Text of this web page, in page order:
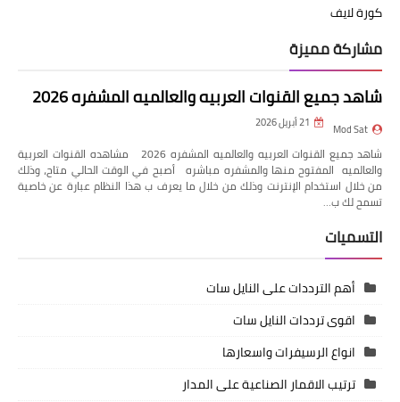
كورة لايف
مشاركة مميزة
شاهد جميع القنوات العربيه والعالميه المشفره 2026
Mod Sat 21 أبريل 2026
شاهد جميع القنوات العربيه والعالميه المشفره 2026 مشاهده القنوات العربية
والعالميه المفتوح منها والمشفره مباشره أصبح في الوقت الحالي متاح، وذلك
من خلال استخدام الإنترنت وذلك من خلال ما يعرف ب هذا النظام عبارة عن خاصية
تسمح لك ب…
التسميات
أهم الترددات على النايل سات
اقوى ترددات النايل سات
انواع الرسيفرات واسعارها
ترتيب الاقمار الصناعية على المدار